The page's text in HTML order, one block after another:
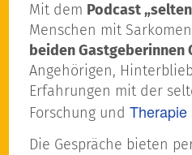
Mit dem Podcast
Menschen mit
beiden Gastgeberinnen
Angehörigen,
Erfahrungen mit der
Forschung und Therapie
Die Gespräche bieten